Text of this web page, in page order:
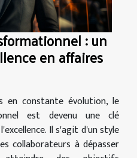
: un
en affaires
en constante évolution, le
est devenu une clé
Il s'agit d'un style
collaborateurs à dépasser